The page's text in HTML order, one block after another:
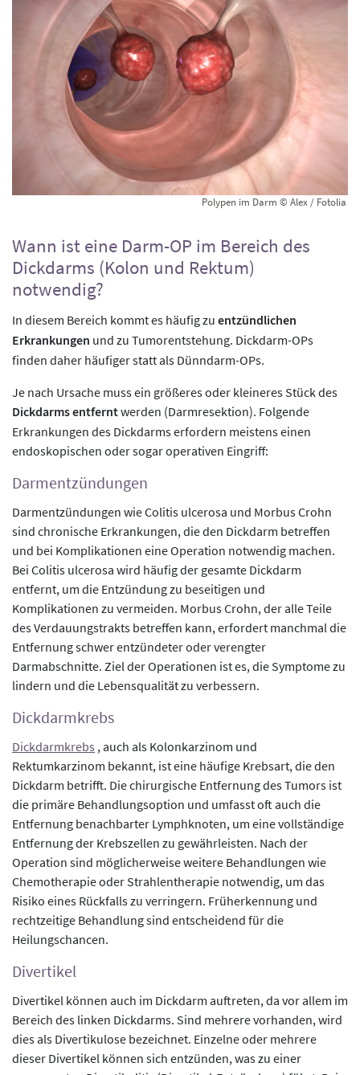
Polypen im Darm © Alex / Fotolia
Wann ist eine Darm-OP im Bereich des
Dickdarms (Kolon und Rektum)
notwendig?
In diesem Bereich kommt es häufig zu entzündlichen
Erkrankungen und zu Tumorentstehung. Dickdarm-OPs
finden daher häufiger statt als Dünndarm-OPs.
Je nach Ursache muss ein größeres oder kleineres Stück des
Dickdarmsentferntwerden (Darmresektion). Folgende
Erkrankungen des Dickdarms erfordern meistens einen
endoskopischen oder sogar operativen Eingriff:
Darmentzündungen
Darmentzündungen wie Colitis ulcerosa und Morbus Crohn
sind chronische Erkrankungen, die den Dickdarm betreffen
und bei Komplikationen eine Operation notwendig machen.
Bei Colitis ulcerosa wird häufig der gesamte Dickdarm
entfernt, um die Entzündung zu beseitigen und
Komplikationen zu vermeiden. Morbus Crohn, der alle Teile
des Verdauungstrakts betreffen kann, erfordert manchmal die
Entfernung schwer entzündeter oder verengter
Darmabschnitte. Ziel der Operationen ist es, die Symptome zu
lindern und die Lebensqualität zu verbessern.
Dickdarmkrebs
Dickdarmkrebs , auch als Kolonkarzinom und
Rektumkarzinom bekannt, ist eine häufige Krebsart, die den
Dickdarm betrifft. Die chirurgische Entfernung des Tumors ist
die primäre Behandlungsoption und umfasst oft auch die
Entfernung benachbarter Lymphknoten, um eine vollständige
Entfernung der Krebszellen zu gewährleisten. Nach der
Operation sind möglicherweise weitere Behandlungen wie
Chemotherapie oder Strahlentherapie notwendig, um das
Risiko eines Rückfalls zu verringern. Früherkennung und
rechtzeitige Behandlung sind entscheidend für die
Heilungschancen.
Divertikel
Divertikel können auch im Dickdarm auftreten, da vor allem im
Bereich des linken Dickdarms. Sind mehrere vorhanden, wird
dies als Divertikulose bezeichnet. Einzelne oder mehrere
dieser Divertikel können sich entzünden, was zu einer